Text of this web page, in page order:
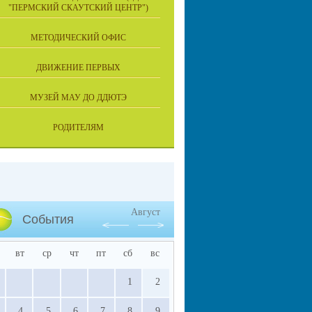
"ПЕРМСКИЙ СКАУТСКИЙ ЦЕНТР")
МЕТОДИЧЕСКИЙ ОФИС
ДВИЖЕНИЕ ПЕРВЫХ
МУЗЕЙ МАУ ДО ДДЮТЭ
РОДИТЕЛЯМ
События
Август
вт ср чт пт сб вс
1 2